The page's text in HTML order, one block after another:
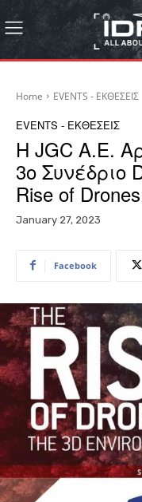
Home EVENTS - ΕΚΘΕΣΕΙΣ
EVENTS - ΕΚΘΕΣΕΙΣ
Η JGC Α.Ε.
3ο Συνέδριο
Rise of
January 27, 2023
Facebook